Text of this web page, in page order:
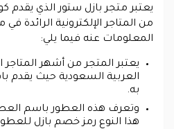
يعتبر متجر بازل ستور الذي يقدم
من المتاجر الإلكترونية الرائدة
المعلومات عنه فيما يلي:
يعتبر المتجر من أشهر المتاجر
العربية السعودية حيث يقدم
به.
وتعرف هذه العطور باسم
هذا النوع رمز خصم بازل